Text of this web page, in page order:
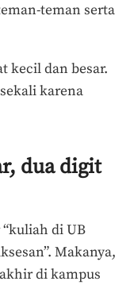
teman serta
kecil dan besar.
karena
dua digit
di UB
Makanya,
di kampus